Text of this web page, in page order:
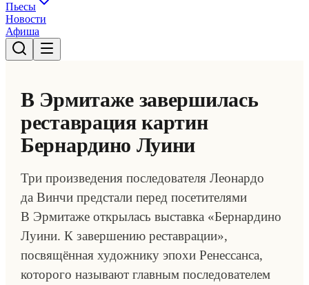
Пьесы
Новости
Афиша
В Эрмитаже завершилась
реставрация картин
Бернардино Луини
Три произведения последователя Леонардо
да Винчи предстали перед посетителями
В Эрмитаже открылась выставка «Бернардино
Луини. К завершению реставрации»,
посвящённая художнику эпохи Ренессанса,
которого называют главным последователем